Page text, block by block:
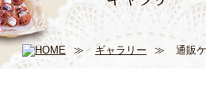
≫ ギャラリー ≫ 通販